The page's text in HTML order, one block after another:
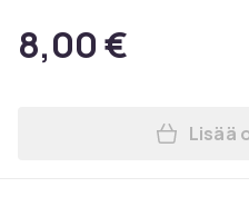
8,00 €
Lisää